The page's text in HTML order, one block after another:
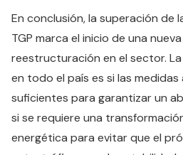
En conclusión, la superación de
TGP marca el inicio de una
reestructuración en el sector.
en todo el país es si las
suficientes para garantizar un
si se requiere una
energética para evitar que el